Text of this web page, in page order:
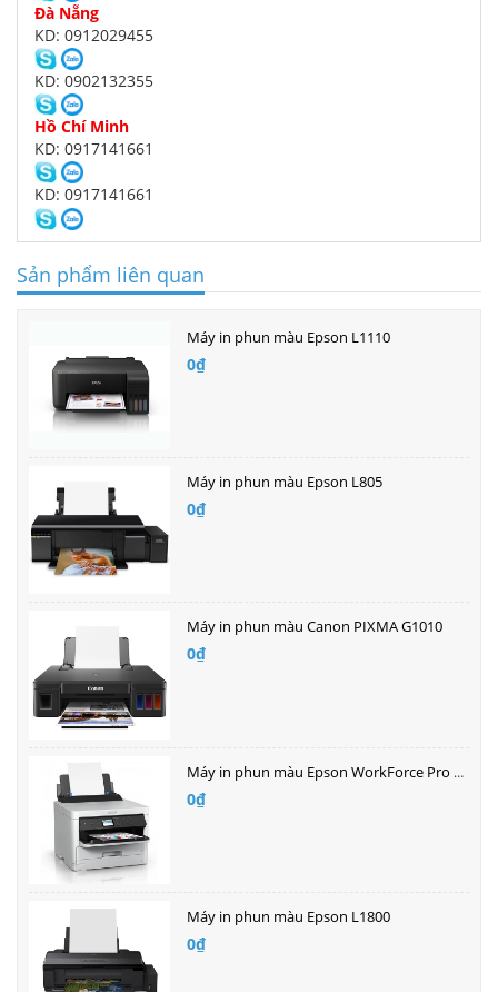
Đà Nẵng
KD: 0912029455
KD: 0902132355
Hồ Chí Minh
KD: 0917141661
KD: 0917141661
Sản phẩm liên quan
Máy in phun màu Epson L1110
0₫
Máy in phun màu Epson L805
0₫
Máy in phun màu Canon PIXMA G1010
0₫
Máy in phun màu Epson WorkForce Pro WF-C5290
0₫
Máy in phun màu Epson L1800
0₫